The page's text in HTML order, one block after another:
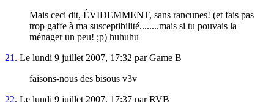
Mais ceci dit, ÉVIDEMMENT, sans rancunes! (et fais pas
trop gaffe à ma susceptibilité........mais si tu pouvais la
ménager un peu! ;p) huhuhu
21. Le lundi 9 juillet 2007, 17:32 par Game B
faisons-nous des bisous v3v
22. Le lundi 9 juillet 2007, 17:37 par RVB